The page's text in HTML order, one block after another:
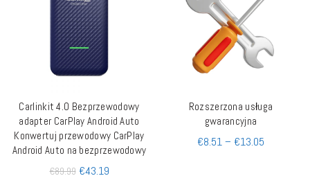
DODAJ DO KOSZYKA
Carlinkit 4.0 Bezprzewodowy
adapter CarPlay Android Auto
Konwertuj przewodowy CarPlay
Android Auto na bezprzewodowy
€89.99 €43.19
QUICK SHOP
Rozszerzona usługa
gwarancyjna
€8.51– €13.05